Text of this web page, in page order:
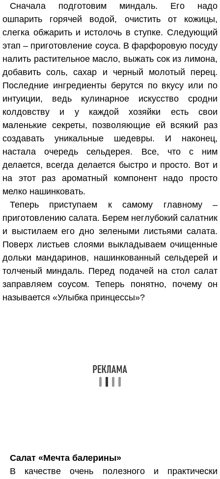
Сначала подготовим миндаль. Его надо
ошпарить горячей водой, очистить от кожицы,
слегка обжарить и истолочь в ступке. Следующий
этап – приготовление соуса. В фарфоровую посуду
налить растительное масло, выжать сок из лимона,
добавить соль, сахар и черный молотый перец.
Последние ингредиенты берутся по вкусу или по
интуиции, ведь кулинарное искусство сродни
колдовству и у каждой хозяйки есть свои
маленькие секреты, позволяющие ей всякий раз
создавать уникальные шедевры. И наконец,
настала очередь сельдерея. Все, что с ним
делается, всегда делается быстро и просто. Вот и
на этот раз ароматный компонент надо просто
мелко нашинковать.
Теперь приступаем к самому главному –
приготовлению салата. Берем неглубокий салатник
и выстилаем его дно зелеными листьями салата.
Поверх листьев слоями выкладываем очищенные
дольки мандаринов, нашинкованный сельдерей и
толченый миндаль. Перед подачей на стол салат
заправляем соусом. Теперь понятно, почему он
называется «Улыбка принцессы»?
Салат «Мечта балерины»
В качестве очень полезного и практически